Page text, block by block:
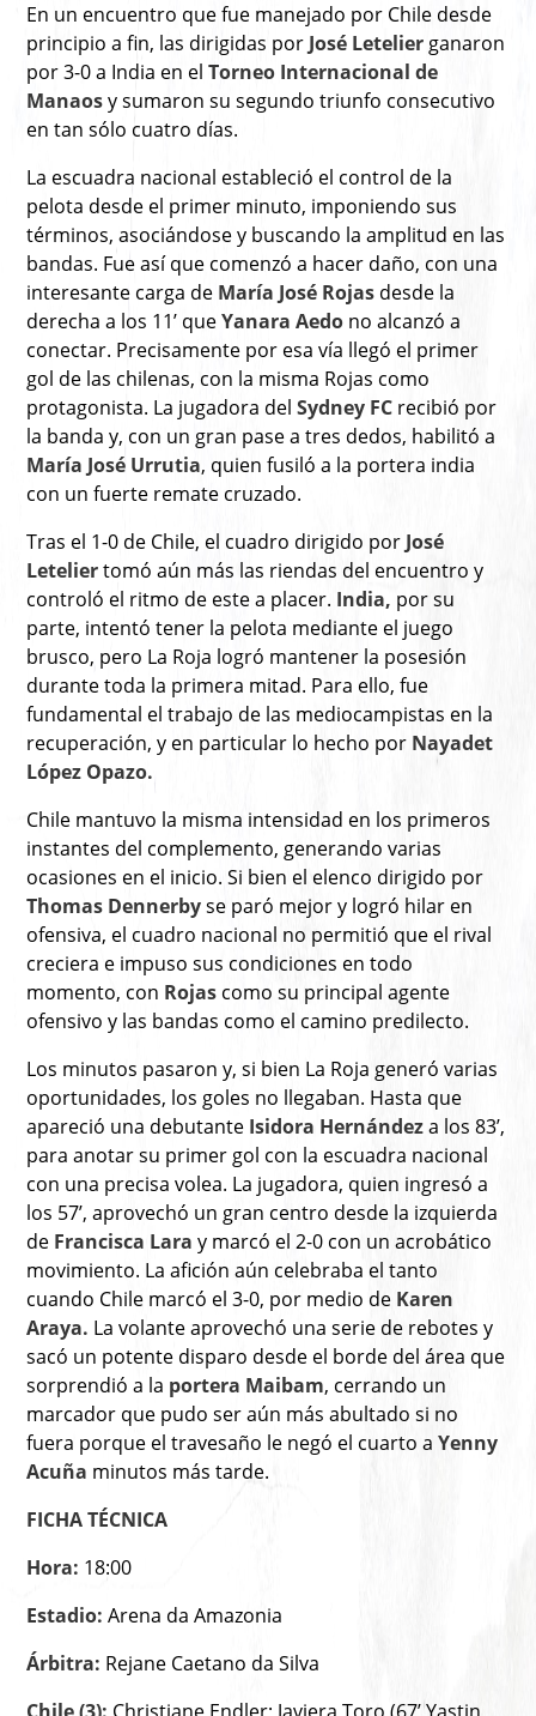
En un encuentro que fue manejado por Chile desde
principio a fin, las dirigidas porJosé Letelierganaron
por 3-0 a India en el Torneo Internacional de
Manaosy sumaron su segundo triunfo consecutivo
en tan sólo cuatro días.
La escuadra nacional estableció el control de la
pelota desde el primer minuto, imponiendo sus
términos, asociándose y buscando la amplitud en las
bandas. Fue así que comenzó a hacer daño, con una
interesante carga de María José Rojas desde la
derecha a los 11’ queYanara Aedo no alcanzó a
conectar. Precisamente por esa vía llegó el primer
gol de las chilenas, con la misma Rojas como
protagonista. La jugadora del Sydney FC recibió por
la banda y, con un gran pase a tres dedos, habilitó a
María José Urrutia, quien fusiló a la portera india
con un fuerte remate cruzado.
Tras el 1-0 de Chile, el cuadro dirigido porJosé
Leteliertomó aún más las riendas del encuentro y
controló el ritmo de este a placer. India, por su
parte, intentó tener la pelota mediante el juego
brusco, pero La Roja logró mantener la posesión
durante toda la primera mitad. Para ello, fue
fundamental el trabajo de las mediocampistas en la
recuperación, y en particular lo hecho por Nayadet
López Opazo.
Chile mantuvo la misma intensidad en los primeros
instantes del complemento, generando varias
ocasiones en el inicio. Si bien el elenco dirigido por
Thomas Dennerbyse paró mejor y logró hilar en
ofensiva, el cuadro nacional no permitió que el rival
creciera e impuso sus condiciones en todo
momento, con Rojas como su principal agente
ofensivo y las bandas como el camino predilecto.
Los minutos pasaron y, si bien La Roja generó varias
oportunidades, los goles no llegaban. Hasta que
apareció una debutante Isidora Hernándeza los 83’,
para anotar su primer gol con la escuadra nacional
con una precisa volea. La jugadora, quien ingresó a
los 57’, aprovechó un gran centro desde la izquierda
de Francisca Lara y marcó el 2-0 con un acrobático
movimiento. La afición aún celebraba el tanto
cuando Chile marcó el 3-0, por medio de Karen
Araya. La volante aprovechó una serie de rebotes y
sacó un potente disparo desde el borde del área que
sorprendió a la portera Maibam, cerrando un
marcador que pudo ser aún más abultado si no
fuera porque el travesaño le negó el cuarto a Yenny
Acuña minutos más tarde.
FICHA TÉCNICA
Hora: 18:00
Estadio: Arena da Amazonia
Árbitra: Rejane Caetano da Silva